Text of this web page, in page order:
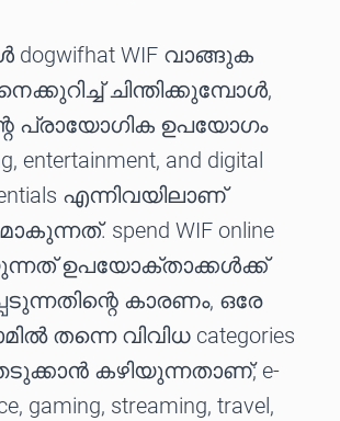
dogwifhat WIF വാങ്ങുക
ചിന്തിക്കുമ്പോൾ,
പ്രായോഗിക ഉപയോഗം
entertainment, and digital
എന്നിവയിലാണ്
spend WIF online
ഉപയോക്താക്കൾക്ക്
കാരണം, ഒരേ
തന്നെ വിവിധ categories
കഴിയുന്നതാണ്; e-
gaming, streaming, travel,